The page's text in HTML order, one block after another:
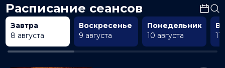
Расписание сеансов
Завтра
8 августа
Воскресенье
9 августа
Понедельник
10 августа
11